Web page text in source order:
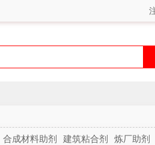
合成材料助剂 建筑粘合剂 炼厂助剂